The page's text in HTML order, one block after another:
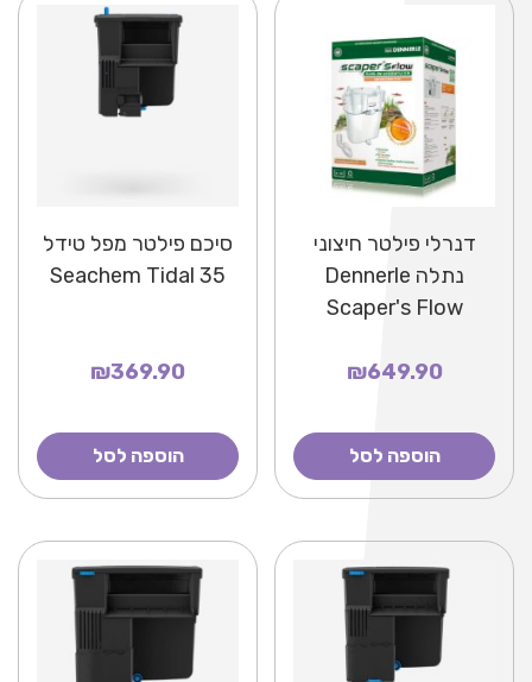
דנרלי פילטר חיצוני
נתלה Dennerle
Scaper's Flow
₪649.90
הוספה לסל
סיכם פילטר מפל טידל
Seachem Tidal 35
₪369.90
הוספה לסל